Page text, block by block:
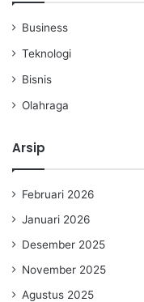
Business
Teknologi
Bisnis
Olahraga
Arsip
Februari 2026
Januari 2026
Desember 2025
November 2025
Agustus 2025